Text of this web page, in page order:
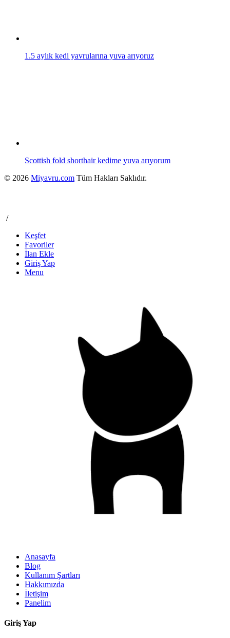
1.5 aylık kedi yavrularına yuva arıyoruz
Scottish fold shorthair kedime yuva arıyorum
© 2026 Miyavru.com Tüm Hakları Saklıdır.
/
Keşfet
Favoriler
İlan Ekle
Giriş Yap
Menu
Anasayfa
Blog
Kullanım Şartları
Hakkımızda
İletişim
Panelim
Giriş Yap